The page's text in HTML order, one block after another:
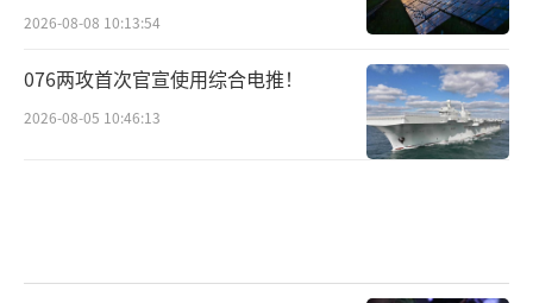
2026-08-08 10:13:54
076两攻首次官宣使用综合电推！
2026-08-05 10:46:13